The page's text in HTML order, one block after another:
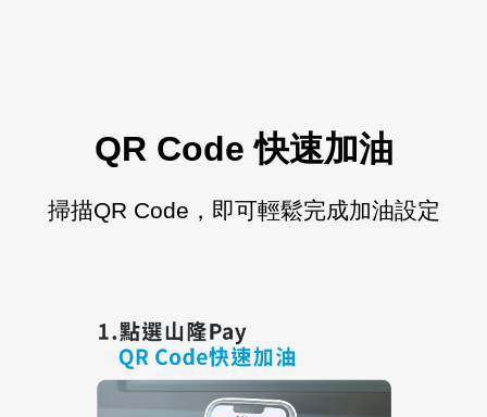
QR Code快速加油
掃描QR Code ，即可輕鬆完成加油設定